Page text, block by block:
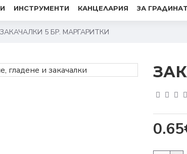
ИНСТРУМЕНТИ КАНЦЕЛАРИЯ ЗА
ЗАКАЧАЛКИ 5 БР. МАРГАРИТКИ